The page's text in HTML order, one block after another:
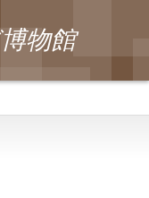
物館